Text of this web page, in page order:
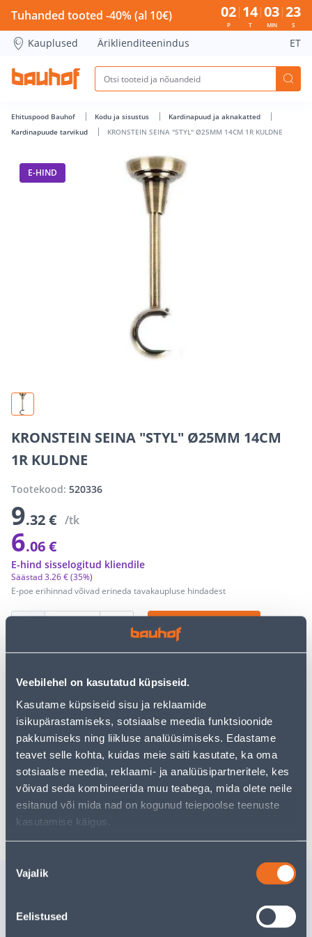
Veebilehel on kasutatud küpsiseid.
Kasutame küpsiseid sisu ja reklaamide
isikupärastamiseks, sotsiaalse meedia funktsioonide
pakkumiseks ning liikluse analüüsimiseks. Edastame
teavet selle kohta, kuidas meie saiti kasutate, ka oma
sotsiaalse meedia, reklaami- ja analüüsipartneritele, kes
võivad seda kombineerida muu teabega, mida olete neile
esitanud või mida nad on kogunud teiepoolse teenuste
kasutamise käigus.
valik
Vajalik
Eelistused
KRONSTEIN SEINA &quot;STYL&quot; Ø25MM 14CM 1R
Tuhanded tooted -40% (al 10€) 02
P
14
T
03
MIN
22
S
Kauplused Äriklienditeenindus ET
Ehituspood Bauhof Kodu ja sisustus
Kardinapuud ja aknakatted
Kardinapuude tarvikud
KRONSTEIN SEINA "STYL" Ø25MM 14CM 1R KULDNE
E-HIND
KRONSTEIN SEINA "STYL" Ø25MM 14CM
1R KULDNE
Tootekood: 520336
9.32 € /tk
6.06 €
E-poe erihinnad võivad erineda tavakaupluse hindadest
Säästad3.26 €(35%)
E-hind sisselogitud kliendile
LISA OSTUKORVI
Vaata saadavust
Eeldatav kojuvedu 3,69 € al. 2-5 tööpäeva
Tarne pakiautomaati al. 2,29 € al. 2-5 tööpäeva
Poest kätte, alates 08.08.2026
Sarnased tooted
VALGE